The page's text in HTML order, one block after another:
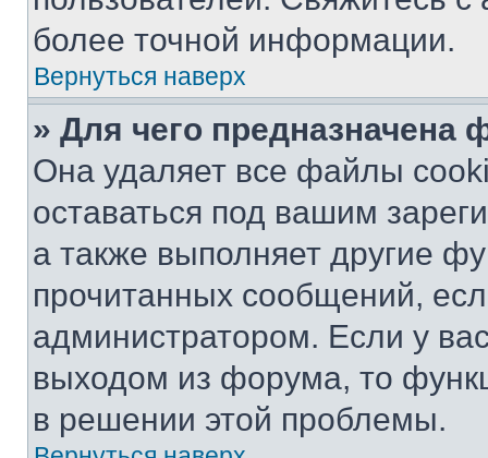
более точной информации.
Вернуться наверх
» Для чего предназначена
Она удаляет все файлы
оставаться под вашим
а также выполняет другие
прочитанных сообщений,
администратором. Если у
выходом из форума, то
в решении этой проблемы.